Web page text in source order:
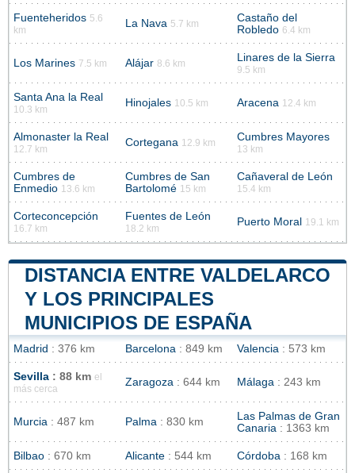
Fuenteheridos 5.6
km
La Nava 5.7 km
Castaño del
Robledo 6.4 km
Los Marines 7.5 km Alájar 8.6 km Linares de la Sierra
9.5 km
Santa Ana la Real
10.3 km
Hinojales 10.5 km Aracena 12.4 km
Almonaster la Real
12.7 km
Cortegana 12.9 km Cumbres Mayores
13 km
Cumbres de
Enmedio 13.6 km
Cumbres de San
Bartolomé 15 km
Cañaveral de León
15.4 km
Corteconcepción
16.7 km
Fuentes de León
18.2 km
Puerto Moral 19.1 km
DISTANCIA ENTRE VALDELARCO
Y LOS PRINCIPALES
MUNICIPIOS DE ESPAÑA
Madrid : 376 km Barcelona : 849 km Valencia : 573 km
Sevilla : 88 km el
más cerca
Zaragoza : 644 km Málaga : 243 km
Murcia : 487 km Palma : 830 km
Las Palmas de Gran
Canaria : 1363 km
Bilbao : 670 km Alicante : 544 km Córdoba : 168 km